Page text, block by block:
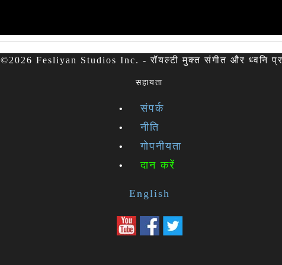
©2026 Fesliyan Studios Inc. - रॉयल्टी मुक्त संगीत और ध्वनि
सहायता
संपर्क
नीति
गोपनीयता
दान करें
English